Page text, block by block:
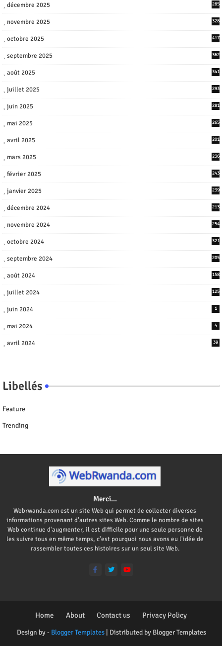
décembre 2025 285
novembre 2025 328
octobre 2025 417
septembre 2025 362
août 2025 341
juillet 2025 293
juin 2025 281
mai 2025 265
avril 2025 201
mars 2025 236
février 2025 243
janvier 2025 239
décembre 2024 213
novembre 2024 254
octobre 2024 321
septembre 2024 205
août 2024 158
juillet 2024 125
juin 2024 1
mai 2024 4
avril 2024 39
Libellés
Feature
Trending
Merci...
Webrwanda.com est un site Web qui permet de collecter diverses
informations provenant d'autres sites Web. Comme le nombre de sites
Web continue d'augmenter, il est difficile pour une seule personne de
les suivre tous en même temps, c'est pourquoi nous avons eu l'idée de
rassembler toutes ces histoires sur un seul site Web.
Design by - Blogger Templates| Distributed by Blogger Templates
Home About Contact us Privacy Policy